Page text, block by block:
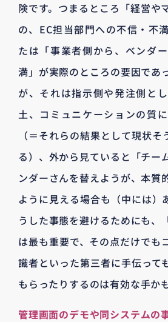
険です。つまるところ「経営や
の、EC担当部門への不信・不
たは「事業者側から、ベンダ
満」が実際のところの要因であ
が、それは指示側や発注側と
土、コミュニケーションの質
（＝それらの結果として現状そ
る）、外から見ていると「チー
ンダーさんを替えようが、本質
ように見える場合も（中には）
うした事態を避けるためにも、
は最も重要で、その点だけでも
識者といった第三者に手伝って
もらったりするのは有効な手か
管理画面のデモや同システムの